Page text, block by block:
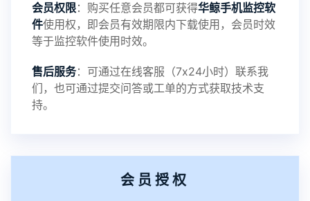
录文件改为自定义文件名称
提示：
提示1：为避免异常风险情况，传输对方手机数据文
件至本地请先切换代理网络
会员权限：购买任意会员都可获得华鲸手机监控软
件使用权，即会员有效期限内下载使用，会员时效
等于监控软件使用时效。
售后服务：可通过在线客服（7x24小时）联系我
们，也可通过提交问答或工单的方式获取技术支
持。
会员授权